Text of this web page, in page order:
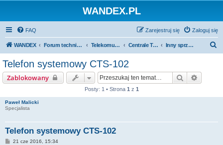
WANDEX.PL
FAQ Zaloguj się
Zarejestruj się
WANDEX Forum techniczne Telekomunikacja Centrale Telefoniczne Slican Inny sprzęt marki Slican
Telefon systemowy CTS-102
Zablokowany Szukaj
Posty: 1 • Strona 1 z 1
Paweł Malicki
Specjalista
Telefon systemowy CTS-102
P21 cze 2016, 15:34